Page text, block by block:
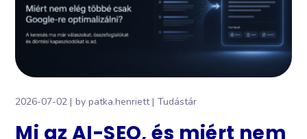
2026-07-02 bypatka.henriett Tudástár
Mi az AI-SEO, és miért nem